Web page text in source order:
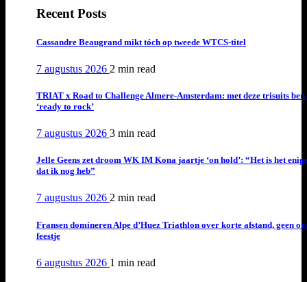
Recent Posts
Cassandre Beaugrand mikt tóch op tweede WTCS-titel
7 augustus 2026 2 min read
TRIAT x Road to Challenge Almere-Amsterdam: met deze trisuits ben
‘ready to rock’
7 augustus 2026 3 min read
Jelle Geens zet droom WK IM Kona jaartje ‘on hold’: “Het is het
dat ik nog heb”
7 augustus 2026 2 min read
Fransen domineren Alpe d’Huez Triathlon over korte afstand, geen
feestje
6 augustus 2026 1 min read